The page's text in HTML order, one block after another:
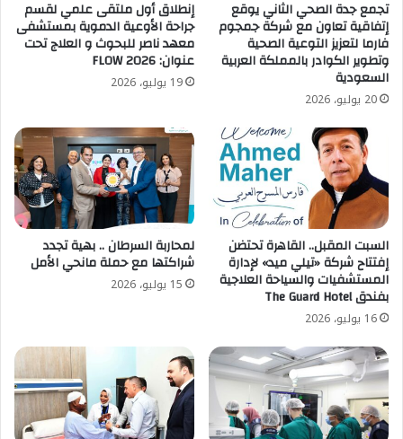
تجمع جدة الصحي الثاني يوقع
إتفاقية تعاون مع شركة جمجوم
فارما لتعزيز التوعية الصحية
وتطوير الكوادر بالمملكة العربية
السعودية
20 يوليو، 2026
إنطلاق أول ملتقى علمي لقسم
جراحة الأوعية الدموية بمستشفى
معهد ناصر للبحوث و العلاج تحت
عنوان: FLOW 2026
19 يوليو، 2026
السبت المقبل.. القاهرة تحتضن
إفتتاح شركة «تيلي ميد» لإدارة
المستشفيات والسياحة العلاجية
بفندق The Guard Hotel
16 يوليو، 2026
لمحاربة السرطان .. بهية تجدد
شراكتها مع حملة مانحي الأمل
15 يوليو، 2026